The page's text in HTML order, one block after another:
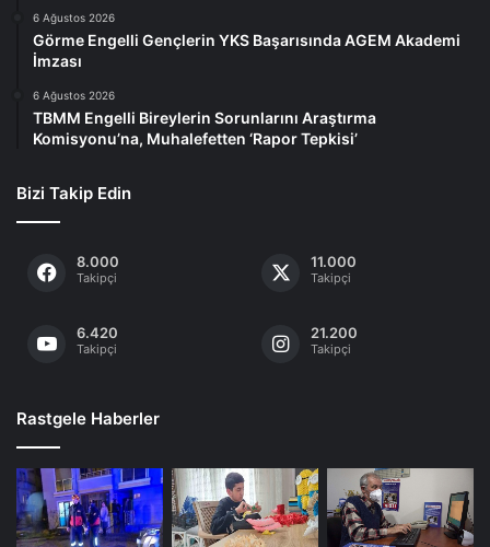
6 Ağustos 2026
Görme Engelli Gençlerin YKS Başarısında AGEM Akademi
İmzası
6 Ağustos 2026
TBMM Engelli Bireylerin Sorunlarını Araştırma
Komisyonu’na, Muhalefetten ‘Rapor Tepkisi’
Bizi Takip Edin
8.000
Takipçi
11.000
Takipçi
6.420
Takipçi
21.200
Takipçi
Rastgele Haberler